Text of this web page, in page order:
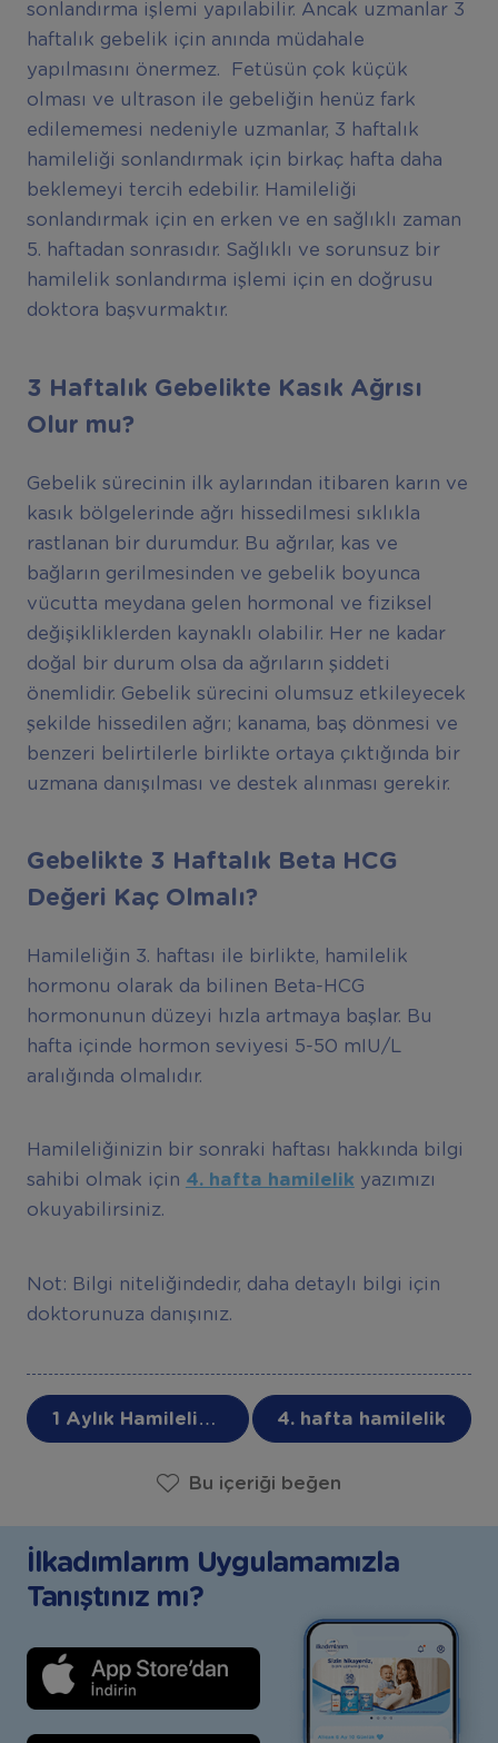
sonlandırma işlemi yapılabilir. Ancak uzmanlar 3
haftalık gebelik için anında müdahale
yapılmasını önermez. Fetüsün çok küçük
olması ve ultrason ile gebeliğin henüz fark
edilememesi nedeniyle uzmanlar, 3 haftalık
hamileliği sonlandırmak için birkaç hafta daha
beklemeyi tercih edebilir. Hamileliği
sonlandırmak için en erken ve en sağlıklı zaman
5. haftadan sonrasıdır. Sağlıklı ve sorunsuz bir
hamilelik sonlandırma işlemi için en doğrusu
doktora başvurmaktır.
3 Haftalık Gebelikte Kasık Ağrısı
Olur mu?
Gebelik sürecinin ilk aylarından itibaren karın ve
kasık bölgelerinde ağrı hissedilmesi sıklıkla
rastlanan bir durumdur. Bu ağrılar, kas ve
bağların gerilmesinden ve gebelik boyunca
vücutta meydana gelen hormonal ve fiziksel
değişikliklerden kaynaklı olabilir. Her ne kadar
doğal bir durum olsa da ağrıların şiddeti
önemlidir. Gebelik sürecini olumsuz etkileyecek
şekilde hissedilen ağrı; kanama, baş dönmesi ve
benzeri belirtilerle birlikte ortaya çıktığında bir
uzmana danışılması ve destek alınması gerekir.
Gebelikte 3 Haftalık Beta HCG
Değeri Kaç Olmalı?
Hamileliğin 3. haftası ile birlikte, hamilelik
hormonu olarak da bilinen Beta-HCG
hormonunun düzeyi hızla artmaya başlar. Bu
hafta içinde hormon seviyesi 5-50 mIU/L
aralığında olmalıdır.
Hamileliğinizin bir sonraki haftası hakkında bilgi
sahibi olmak için 4. hafta hamilelik yazımızı
okuyabilirsiniz.
Not: Bilgi niteliğindedir, daha detaylı bilgi için
doktorunuza danışınız.
1 Aylık Hamilelik: Belirtileri ve Gelişimler 4. hafta hamilelik
Bu içeriği beğen
İlkadımlarım Uygulamamızla
Tanıştınız mı?